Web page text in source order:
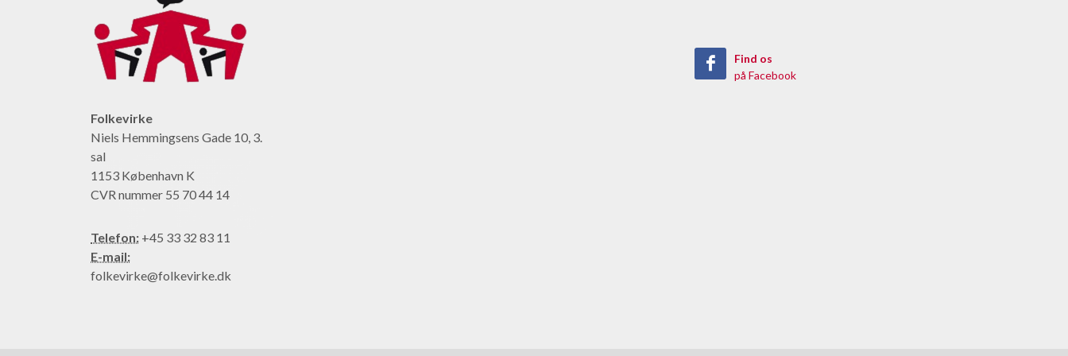
Folkevirke
Niels Hemmingsens Gade 10, 3.
sal
1153 København K
CVR nummer 55 70 44 14
Telefon: +45 33 32 83 11
E-mail:
folkevirke@folkevirke.dk
Find os
på Facebook